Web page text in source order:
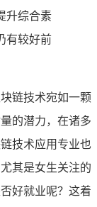
升综合素
有较好前
链技术宛如一颗
的潜力，在诸多
技术应用专业也
其是女生关注的
好就业呢？这着